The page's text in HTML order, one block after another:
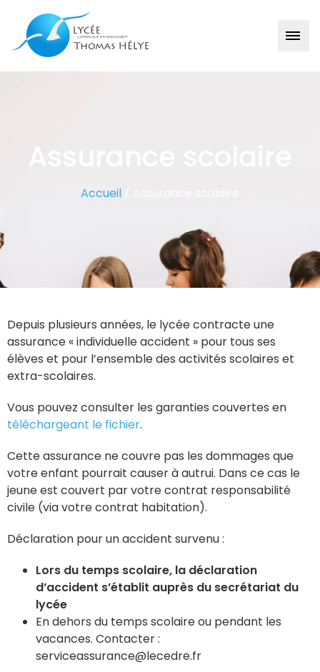
Accueil
Depuis plusieurs années, le lycée contracte une
assurance « individuelle accident » pour tous ses
élèves et pour l’ensemble des activités scolaires et
extra-scolaires.
Vous pouvez consulter les garanties couvertes en
téléchargeant le fichier.
Cette assurance ne couvre pas les dommages que
votre enfant pourrait causer à autrui. Dans ce cas le
jeune est couvert par votre contrat responsabilité
civile (via votre contrat habitation).
Déclaration pour un accident survenu :
Lors du temps scolaire, la déclaration
d’accident s’établit auprès du secrétariat du
lycée
En dehors du temps scolaire ou pendant les
vacances. Contacter :
serviceassurance@lecedre.fr